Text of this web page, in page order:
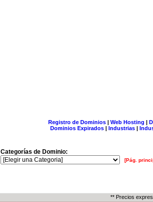
Registro de Dominios| Web Hosting |
Dominios Expirados | Industrias |
Categorías de Dominio:
[Pág.
** Precios